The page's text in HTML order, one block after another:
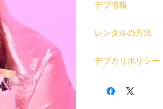
デブ情報
えみっくす
155cm/102kg
登録エリア
交通費無料エリア
レンタルの方法
借りたいデブが見つ
場をご用意いたしま
デブカリポリシー
交通費無料エリア